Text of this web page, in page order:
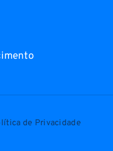
de Privacidade